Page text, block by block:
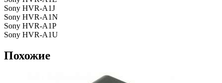
Sony HVR-A1J
Sony HVR-A1N
Sony HVR-A1P
Sony HVR-A1U
Похожие